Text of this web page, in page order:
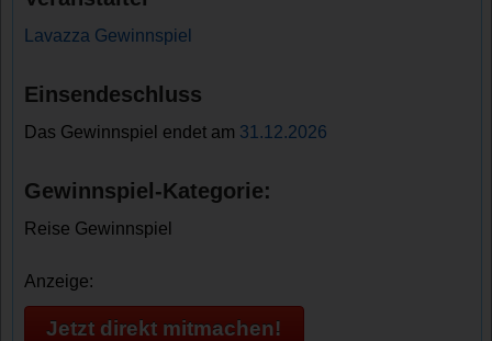
Lavazza Gewinnspiel
Einsendeschluss
Das Gewinnspiel endet am 31.12.2026
Gewinnspiel-Kategorie:
Reise Gewinnspiel
Anzeige:
Jetzt direkt mitmachen!